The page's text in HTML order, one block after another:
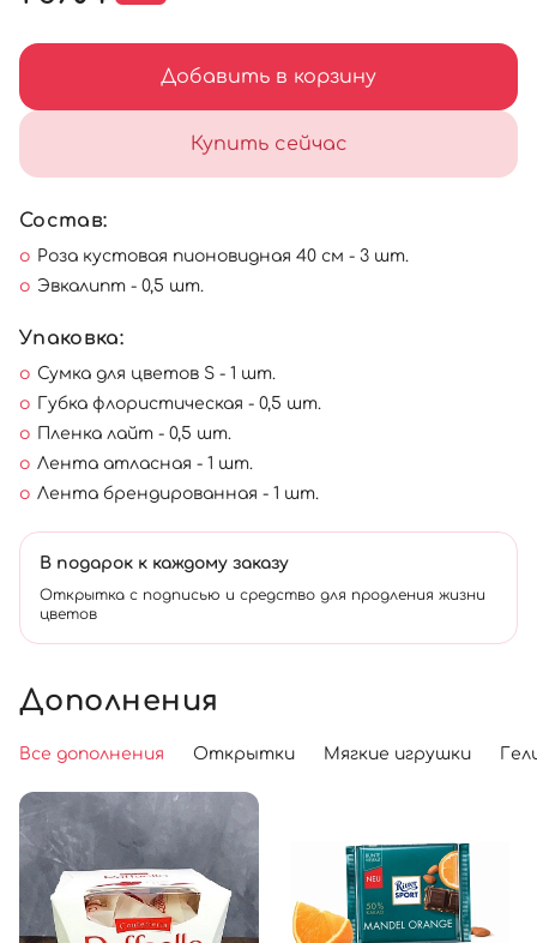
Добавить в корзину
Купить сейчас
Состав:
Роза кустовая пионовидная 40 см - 3 шт.
Эвкалипт - 0,5 шт.
Упаковка:
Сумка для цветов S - 1 шт.
Губка флористическая - 0,5 шт.
Пленка лайт - 0,5 шт.
Лента атласная - 1 шт.
Лента брендированная - 1 шт.
В подарок к каждому заказу
Открытка с подписью и средство для продления жизни
цветов
Дополнения
Все дополнения Открытки Мягкие игрушки